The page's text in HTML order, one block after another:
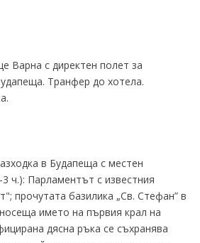
Варна с директен полет за
Транфер до хотела.
в Будапеща с местен
ч.): Парламентът с известния
прочутата базилика „Св. Стефан” в
името на първия крал на
дясна ръка се съхранява